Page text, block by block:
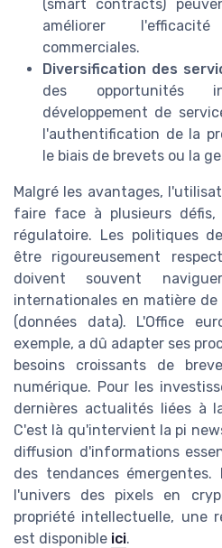
(smart contracts)
améliorer
commerciales.
Diversification des
des opportunités
développement de
l'authentification de la
le biais de brevets ou la
Malgré les avantages,
faire face à plusieurs
régulatoire. Les politiques
être rigoureusement
doivent souvent
internationales en matière
(données data). L'Office
exemple, a dû adapter ses
besoins croissants de
numérique. Pour les
dernières actualités liées à
C'est là qu'intervient la pi
diffusion d'informations
des tendances
l'univers des pixels en
propriété intellectuelle, une
est disponible ici.